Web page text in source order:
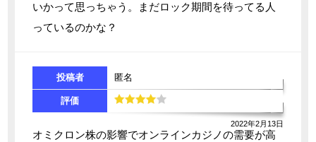
いかって思っちゃう。まだロック期間を待ってる人
っているのかな？
投稿者 匿名
評価
2022年2月13日
オミクロン株の影響でオンラインカジノの需要が高